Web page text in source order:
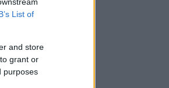
List of
and store
grant or
purposes